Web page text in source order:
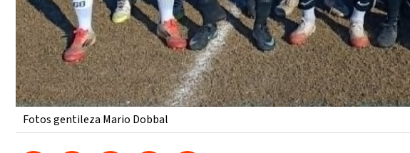
Fotos gentileza Mario Dobbal